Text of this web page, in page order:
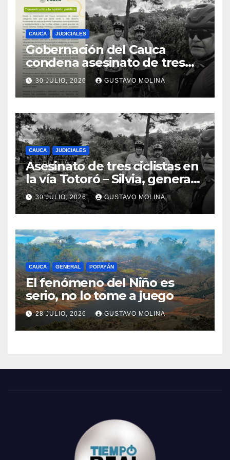
CAUCA JUDICIALES
Gobernación del Cauca
condena asesinato de tres
ciudadanos y exige medidas
urgentes al Gobierno
Nacional
30 JULIO, 2026 GUSTAVO MOLINA
CAUCA JUDICIALES
Asesinato de tres ciclistas en
la vía Totoró – Silvia, genera
consternación en el Cauca
30 JULIO, 2026 GUSTAVO MOLINA
CAUCA GENERAL POPAYÁN
El fenómeno del Niño es
serio, no lo tome a juego
28 JULIO, 2026 GUSTAVO MOLINA